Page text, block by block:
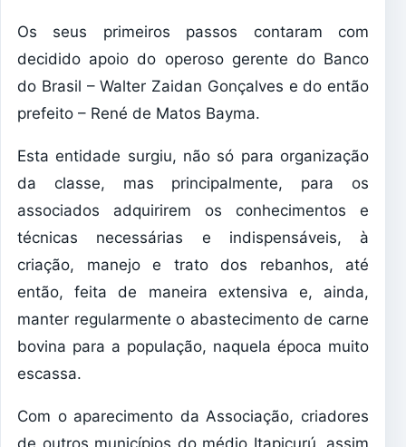
Os seus primeiros passos contaram com
decidido apoio do operoso gerente do Banco
do Brasil – Walter Zaidan Gonçalves e do então
prefeito – René de Matos Bayma.
Esta entidade surgiu, não só para organização
da classe, mas principalmente, para os
associados adquirirem os conhecimentos e
técnicas necessárias e indispensáveis, à
criação, manejo e trato dos rebanhos, até
então, feita de maneira extensiva e, ainda,
manter regularmente o abastecimento de carne
bovina para a população, naquela época muito
escassa.
Com o aparecimento da Associação, criadores